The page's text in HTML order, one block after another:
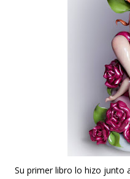
Su primer libro lo hizo junto